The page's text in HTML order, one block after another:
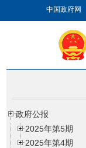
中国政府网
政府公报
2025年第5期
2025年第4期